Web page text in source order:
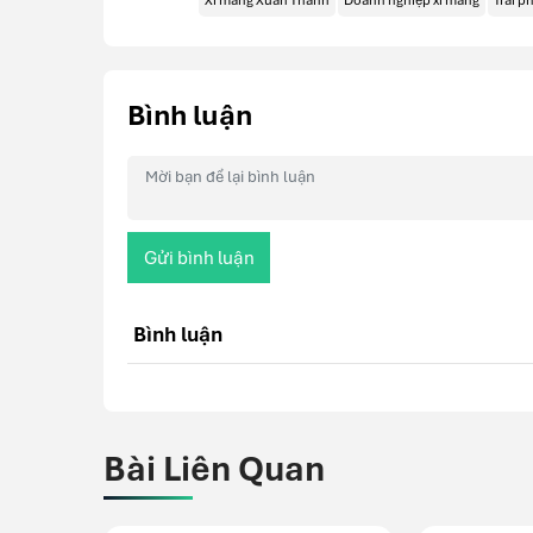
Bình luận
Gửi bình luận
Bình luận
Bài Liên Quan